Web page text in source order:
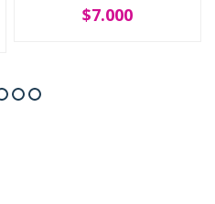
$7.000